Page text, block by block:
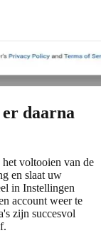
daarna
het voltooien van de
en slaat uw
in Instellingen
account weer te
zijn succesvol